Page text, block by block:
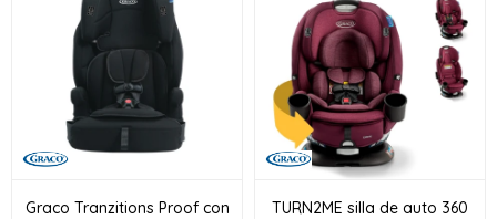
Graco Tranzitions Proof con
TURN2ME silla de auto 360